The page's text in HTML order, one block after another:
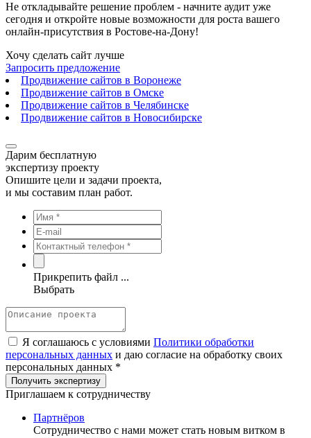
Не откладывайте решение проблем - начните аудит уже
сегодня и откройте новые возможности для роста вашего
онлайн-присутствия в Ростове-на-Дону!
Хочу сделать сайт лучше
Запросить предложение
Продвижение сайтов в Воронеже
Продвижение сайтов в Омске
Продвижение сайтов в Челябинске
Продвижение сайтов в Новосибирске
Дарим бесплатную
экспертизу проекту
Опишите цели и задачи проекта,
и мы составим план работ.
Прикрепить файл ...
Выбрать
Я соглашаюсь с условиями Политики обработки
персональных данных и даю согласие на обработку своих
персональных данных *
Приглашаем к сотрудничеству
Партнёров
Сотрудничество c нами может стать новым витком в